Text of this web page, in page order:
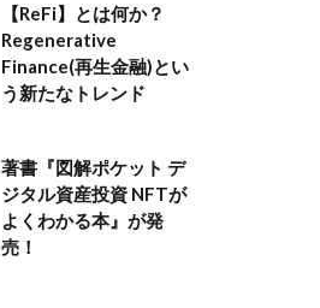
【ReFi】とは何か？
Regenerative
Finance(再生金融)とい
う新たなトレンド
著書『図解ポケット デ
ジタル資産投資 NFTが
よくわかる本』が発
売！